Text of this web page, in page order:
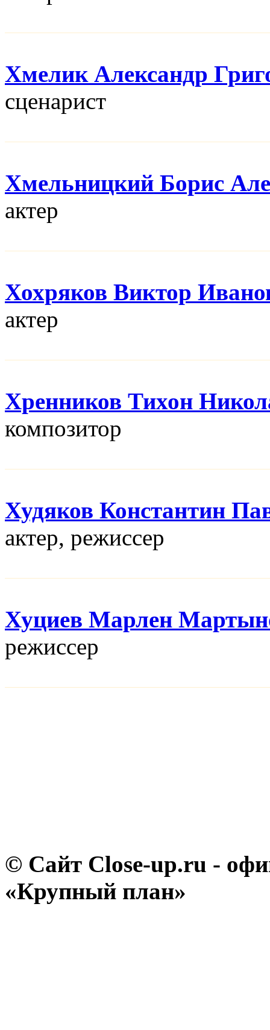
Хмелик Александр
сценарист
Хмельницкий Борис
актер
Хохряков Виктор
актер
Хренников Тихон
композитор
Худяков Константин
актер, режисcер
Хуциев Марлен
режисcер
© Сайт Close-up.ru -
«Крупный план»